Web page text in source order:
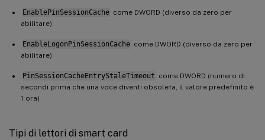
EnablePinSessionCache come DWORD (diverso da zero per
abilitare)
EnableLogonPinSessionCache come DWORD (diverso da zero per
abilitare)
PinSessionCacheEntryStaleTimeout come DWORD (numero di
secondi prima che una voce diventi obsoleta, il valore predefinito è
1 ora)
Tipi di lettori di smart card